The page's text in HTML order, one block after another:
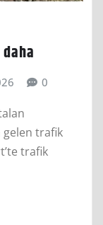
0
gelen trafik
trafik